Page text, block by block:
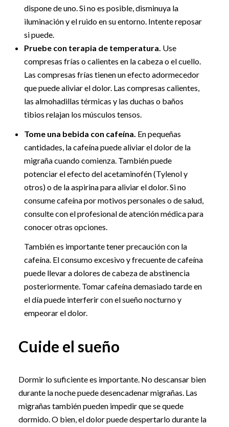
dispone de uno. Si no es posible, disminuya la
iluminación y el ruido en su entorno. Intente reposar
si puede.
Pruebe con terapia de temperatura. Use
compresas frías o calientes en la cabeza o el cuello.
Las compresas frías tienen un efecto adormecedor
que puede aliviar el dolor. Las compresas calientes,
las almohadillas térmicas y las duchas o baños
tibios relajan los músculos tensos.
Tome una bebida con cafeína. En pequeñas
cantidades, la cafeína puede aliviar el dolor de la
migraña cuando comienza. También puede
potenciar el efecto del acetaminofén (Tylenol y
otros) o de la aspirina para aliviar el dolor. Si no
consume cafeína por motivos personales o de salud,
consulte con el profesional de atención médica para
conocer otras opciones.
También es importante tener precaución con la
cafeína. El consumo excesivo y frecuente de cafeína
puede llevar a dolores de cabeza de abstinencia
posteriormente. Tomar cafeína demasiado tarde en
el día puede interferir con el sueño nocturno y
empeorar el dolor.
Cuide el sueño
Dormir lo suficiente es importante. No descansar bien
durante la noche puede desencadenar migrañas. Las
migrañas también pueden impedir que se quede
dormido. O bien, el dolor puede despertarlo durante la